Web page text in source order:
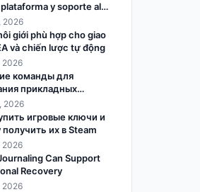
y soporte al
2026
giới phù hợp cho giao
và chiến lược tự động
2026
команды для
прикладных
на базе ИИ
2026
игровые ключи и
получить их в Steam
2026
Can Support
Recovery
2026